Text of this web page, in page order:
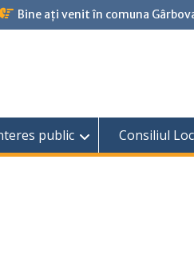
Bine ați venit în comuna
public Consiliul